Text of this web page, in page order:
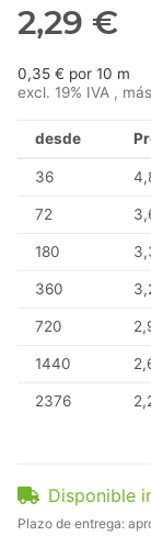
2,29 €
0,35 € por 10 m
excl. 19% IVA , más
desde
36
72
180
360
720
1440
2376
Disponible
Plazo de entrega: